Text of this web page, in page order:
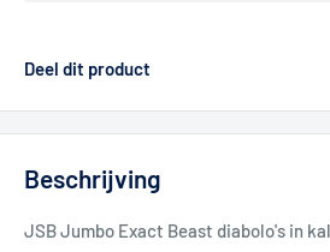
Deel dit product
Beschrijving
JSB Jumbo Exact Beast diabolo's in